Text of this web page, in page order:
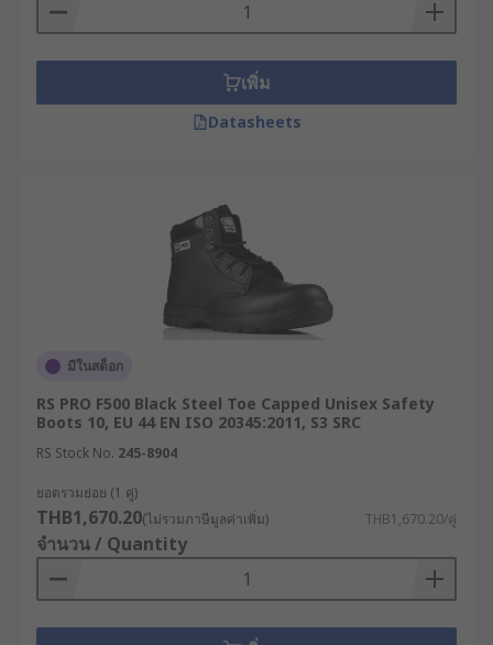
ทำความสะอาดและบำรุงรักษารองเท้านิรภัยมาฝากกัน
ทำความสะอาดอย่างสม่ำเสมอ หลังจากใช้งาน
รองเท้าในแต่ละวัน ควรปัดฝุ่นและสิ่งสกปรกออก
จากรองเท้า สำหรับคราบเปื้อน ให้ใช้แปรงขนนุ่ม
เลือกใช้ผลิตภัณฑ์ดูแลรักษาที่เหมาะกับวัสดุ
รองเท้านิรภัยมีหลากหลายวัสดุ เช่น หนังหรือยาง
จึงต้องเลือกผลิตภัณฑ์ทำความสะอาดและบำรุง
รักษาให้เหมาะกับวัสดุนั้น ๆ เพื่อไม่ให้รองเท้าเสีย
หาย เช่นรองเท้าบูทหนังเซฟตี้ควรใช้ครีมหรือ
น้ำยาบำรุงหนังเพื่อเคลือบผิว ส่วนรองเท้าบูทยาง
เซฟตี้อาจใช้สเปรย์เคลือบเงาเพื่อป้องกันรอยขีด
เก็บรักษาอย่างถูกวิธี เมื่อไม่ได้ใส่รองเท้า ให้เก็บ
รองเท้าในที่แห้งและมีอากาศถ่ายเทได้ดี เพื่อ
ก่อนเก็บ และใส่กระดาษหรือที่พยุงรูปรองเท้าเพื่อ
ช่วยคงรูปทรง หลีกเลี่ยงการวางรองเท้าใกล้
แหล่งความร้อนโดยตรง เช่น หน้าต่างที่มี
แสงแดดส่อง หรือเครื่องทำความร้อน
เพิ่ม
Datasheets
มีในสต็อก
RS PRO F500 Black Steel Toe Capped Unisex Safety
Boots 10, EU 44 EN ISO 20345:2011, S3 SRC
RS Stock No. 245-8904
ยอดรวมย่อย (1 คู่)
THB1,670.20(ไม่รวมภาษีมูลค่าเพิ่ม) THB1,670.20/คู่
จำนวน / Quantity